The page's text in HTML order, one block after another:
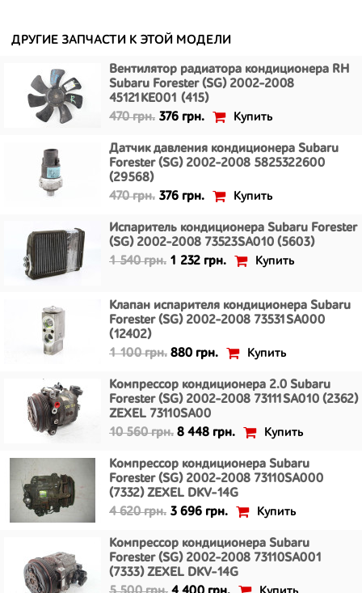
ДРУГИЕ ЗАПЧАСТИ К ЭТОЙ МОДЕЛИ
Вентилятор радиатора кондиционера RH
Subaru Forester (SG) 2002-2008
45121KE001 (415)
470 грн. 376 грн. Купить
Датчик давления кондиционера Subaru
Forester (SG) 2002-2008 5825322600
(29568)
470 грн. 376 грн. Купить
Испаритель кондиционера Subaru Forester
(SG) 2002-2008 73523SA010 (5603)
1 540 грн. 1 232 грн. Купить
Клапан испарителя кондиционера Subaru
Forester (SG) 2002-2008 73531SA000
(12402)
1 100 грн. 880 грн. Купить
Компрессор кондиционера 2.0 Subaru
Forester (SG) 2002-2008 73111SA010 (2362)
ZEXEL 73110SA00
10 560 грн. 8 448 грн. Купить
Компрессор кондиционера Subaru
Forester (SG) 2002-2008 73110SA000
(7332) ZEXEL DKV-14G
4 620 грн. 3 696 грн. Купить
Компрессор кондиционера Subaru
Forester (SG) 2002-2008 73110SA001
(7333) ZEXEL DKV-14G